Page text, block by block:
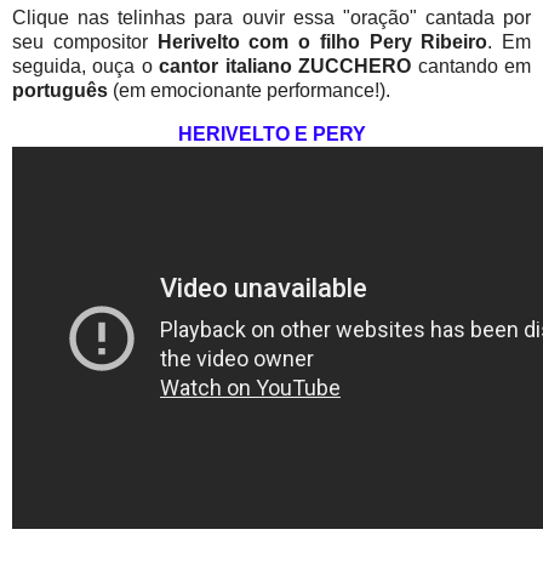
Clique nas telinhas para ouvir essa "oração" cantada por
seu compositor
Herivelto com o filho Pery Ribeiro. Em
seguida, ouça ocantor italiano ZUCCHERO cantando em
português (em emocionante performance!).
HERIVELTO E PERY